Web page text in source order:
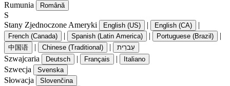
Rumunia
Română
S
Stany Zjednoczone Ameryki
English (US) | English (CA) |
French (Canada) | Spanish (Latin America) | Portuguese (Brazil) |
中国语 | Chinese (Traditional) | עִברִית
Szwajcaria Deutsch | Français | Italiano
Szwecja Svenska
Słowacja Slovenčina